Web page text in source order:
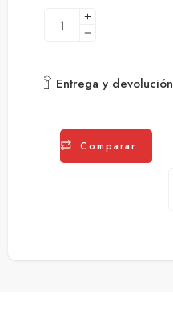
Entrega y devolución
Comparar